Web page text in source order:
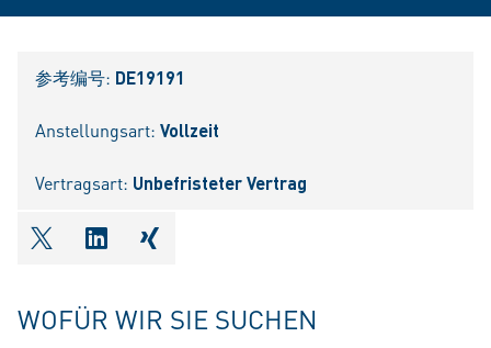
参考编号: DE19191
Anstellungsart: Vollzeit
Vertragsart: Unbefristeter Vertrag
shareOntwitter
shareOnlinkedIn
shareOnxing
WOFÜR WIR SIE SUCHEN